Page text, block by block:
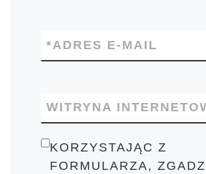
ADRES E-MAIL
*
WITRYNA
KORZYSTAJĄC Z
FORMULARZA,